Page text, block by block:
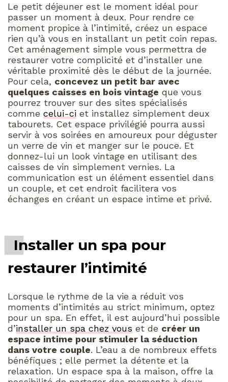
Le petit déjeuner est le moment idéal pour
passer un moment à deux. Pour rendre ce
moment propice à l’intimité, créez un espace
rien qu’à vous en installant un petit coin repas.
Cet aménagement simple vous permettra de
restaurer votre complicité et d’installer une
véritable proximité dès le début de la journée.
Pour cela, concevez un petit bar avec
quelques caisses en bois vintage que vous
pourrez trouver sur des sites spécialisés
comme celui-ci et installez simplement deux
tabourets. Cet espace privilégié pourra aussi
servir à vos soirées en amoureux pour déguster
un verre de vin et manger sur le pouce. Et
donnez-lui un look vintage en utilisant des
caisses de vin simplement vernies. La
communication est un élément essentiel dans
un couple, et cet endroit facilitera vos
échanges en créant un espace intime et privé.
Installer un spa pour
restaurer l’intimité
Lorsque le rythme de la vie a réduit vos
moments d’intimités au strict minimum, optez
pour un spa. En effet, il est aujourd’hui possible
d’installer un spa chez vous et de créer un
espace intime pour stimuler la séduction
dans votre couple. L’eau a de nombreux effets
bénéfiques ; elle permet la détente et la
relaxation. Un espace spa à la maison, offre la